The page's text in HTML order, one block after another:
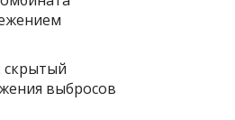
скрытый
выбросов